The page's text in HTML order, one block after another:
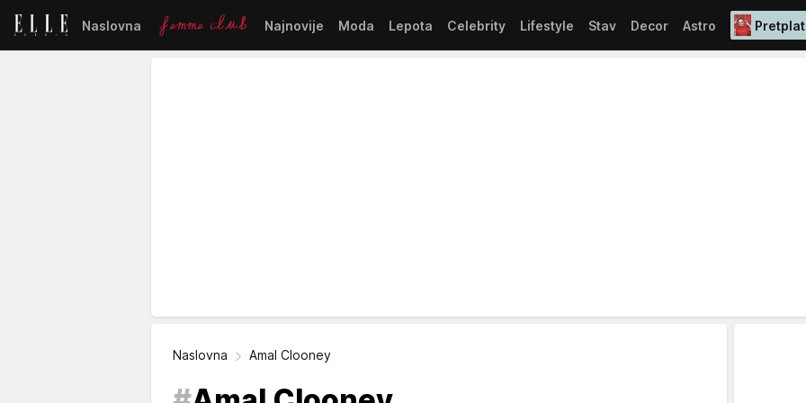
Naslovna Najnovije Moda Lepota Celebrity Lifestyle Stav Decor Astro
Naslovna Amal Clooney